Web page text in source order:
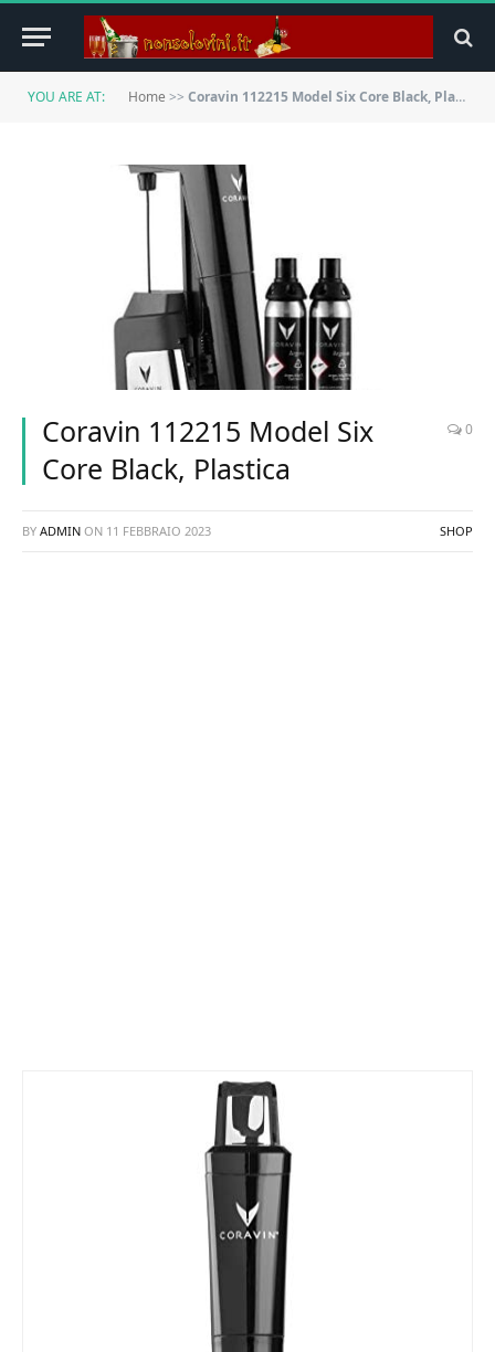
YOU ARE AT: Home >> Coravin 112215 Model Six Core Black, Plastica
Coravin 112215 Model Six
Core Black, Plastica
0
BY ADMIN ON 11 FEBBRAIO 2023 SHOP